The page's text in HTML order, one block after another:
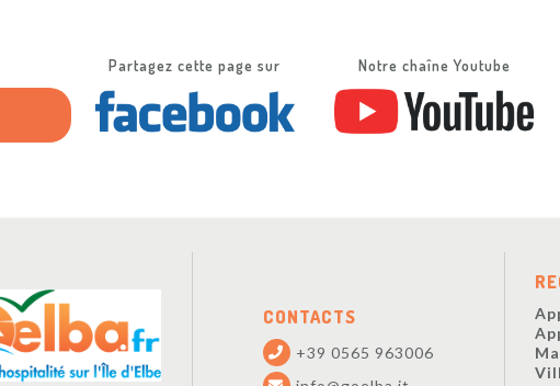
Partagez cette page sur Notre chaîne Youtube
CONTACTS
+39 0565 963006